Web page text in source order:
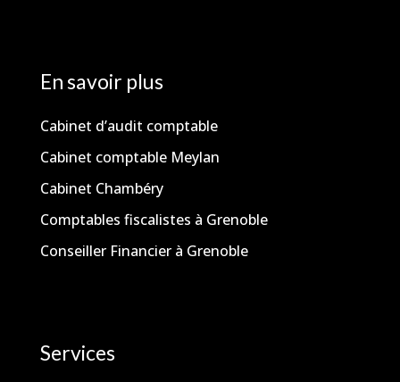
En savoir plus
Cabinet d’audit comptable
Cabinet comptable Meylan
Cabinet Chambéry
Comptables fiscalistes à Grenoble
Conseiller Financier à Grenoble
Services